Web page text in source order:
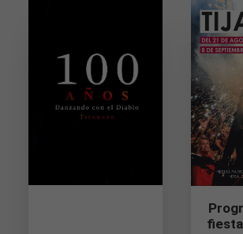
cookies
son
Son
para
funcione
web.
Para que
mejorar